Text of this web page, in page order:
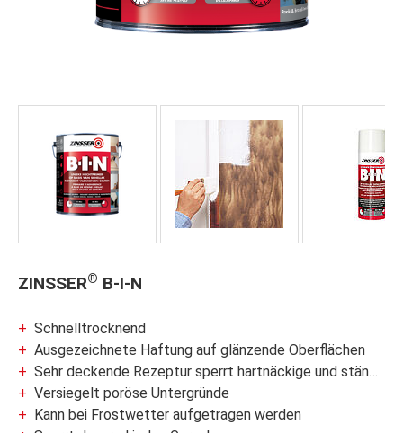
ZINSSER® B-I-N
Schnelltrocknend
Ausgezeichnete Haftung auf glänzende Oberflächen
Sehr deckende Rezeptur sperrt hartnäckige und ständige Flecken
Versiegelt poröse Untergründe
Kann bei Frostwetter aufgetragen werden